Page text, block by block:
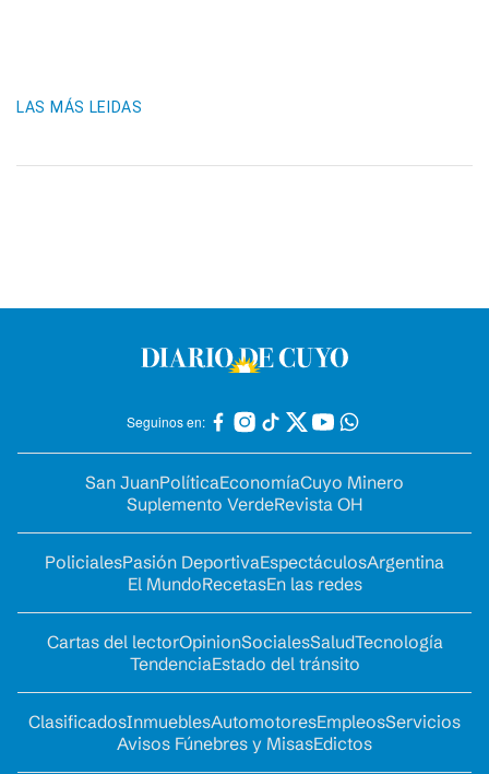
LAS MÁS LEIDAS
Seguinos en:
San JuanPolíticaEconomíaCuyo Minero
Suplemento VerdeRevista OH
PolicialesPasión DeportivaEspectáculosArgentina
El MundoRecetasEn las redes
Cartas del lectorOpinionSocialesSaludTecnología
TendenciaEstado del tránsito
ClasificadosInmueblesAutomotoresEmpleosServicios
Avisos Fúnebres y MisasEdictos